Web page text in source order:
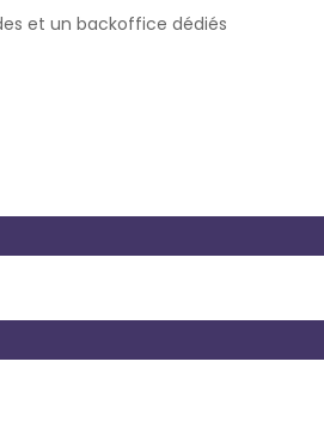
et un backoffice dédiés